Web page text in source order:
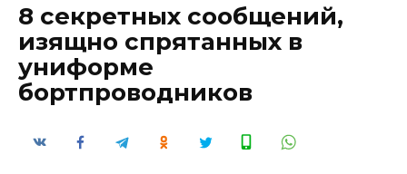
8 секретных сообщений,
изящно спрятанных в
униформе
бортпроводников